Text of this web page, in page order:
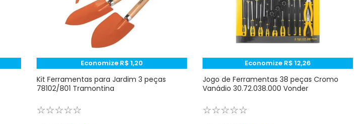
Economize R$ 1,20
Kit Ferramentas para Jardim 3 peças
78102/801 Tramontina
☆☆☆☆☆
Economize R$ 12,26
Jogo de Ferramentas 38 peças Cromo
Vanádio 30.72.038.000 Vonder
☆☆☆☆☆